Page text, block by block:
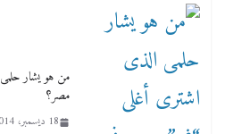
من هو يشار
مصر؟
18 ديسمبر، 2014